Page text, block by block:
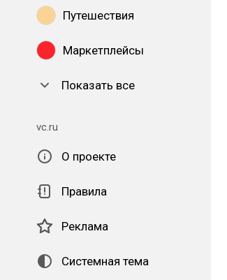
Путешествия
Маркетплейсы
Показать все
vc.ru
О проекте
Правила
Реклама
Системная тема